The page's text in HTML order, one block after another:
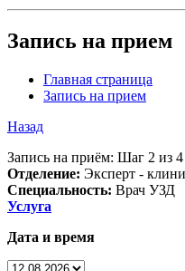
Запись на прием
Главная страница
Запись на прием
Назад
Запись на приём: Шаг 2 из 4
Отделение: Эксперт -
Специальность: Врач УЗД
Услуга
Дата и время